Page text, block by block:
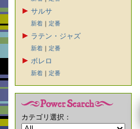
サルサ
新着 ｜ 定番
ラテン・ジャズ
新着 ｜ 定番
ボレロ
新着 ｜ 定番
カテゴリ選択：